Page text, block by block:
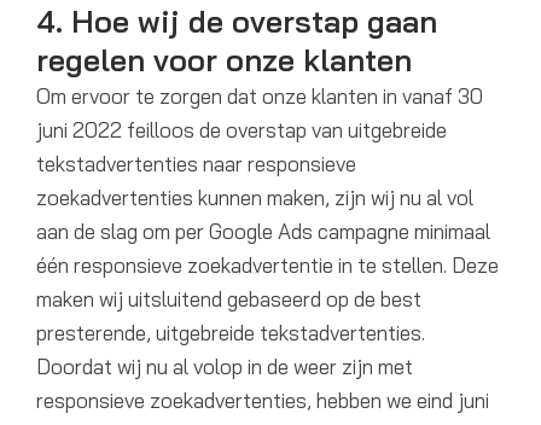
4. Hoe wij de overstap gaan
regelen voor onze klanten
Om ervoor te zorgen dat onze klanten in vanaf 30
juni 2022 feilloos de overstap van uitgebreide
tekstadvertenties naar responsieve
zoekadvertenties kunnen maken, zijn wij nu al vol
aan de slag om per Google Ads campagne minimaal
één responsieve zoekadvertentie in te stellen. Deze
maken wij uitsluitend gebaseerd op de best
presterende, uitgebreide tekstadvertenties.
Doordat wij nu al volop in de weer zijn met
responsieve zoekadvertenties, hebben we eind juni